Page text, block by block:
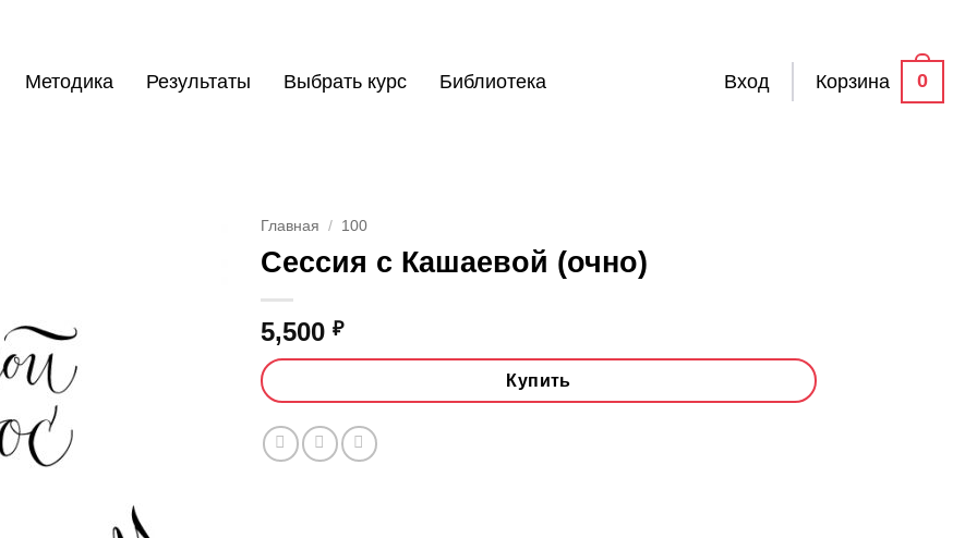
Методика Результаты Выбрать курс Библиотека Вход Корзина 0
Главная / 100
Сессия с Кашаевой (очно)
5,500 ₽
Купить